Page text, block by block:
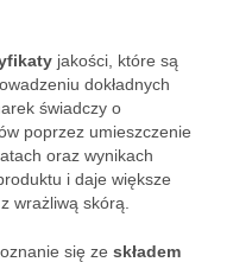
jakości, które są
dokładnych
świadczy o
poprzez umieszczenie
oraz wynikach
i daje większe
wrażliwą skórą.
się ze składem